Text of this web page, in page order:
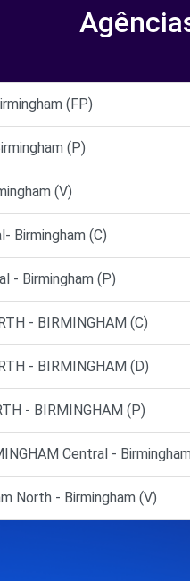
(FP)
(P)
(V)
Birmingham (C)
- Birmingham (P)
- BIRMINGHAM (C)
- BIRMINGHAM (D)
- BIRMINGHAM (P)
Central -
North - Birmingham (V)